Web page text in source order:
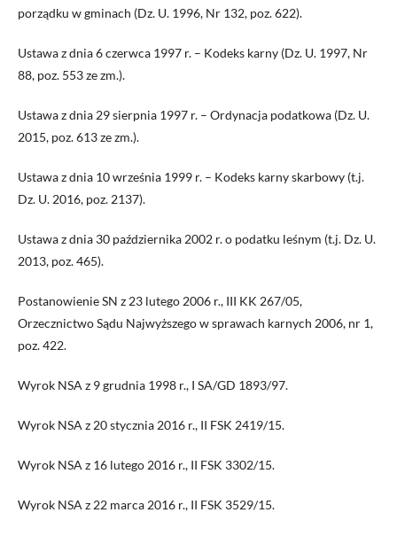
porządku w gminach (Dz. U. 1996, Nr 132, poz. 622).
Ustawa z dnia 6 czerwca 1997 r. – Kodeks karny (Dz. U. 1997, Nr
88, poz. 553 ze zm.).
Ustawa z dnia 29 sierpnia 1997 r. – Ordynacja podatkowa (Dz. U.
2015, poz. 613 ze zm.).
Ustawa z dnia 10 września 1999 r. – Kodeks karny skarbowy (t.j.
Dz. U. 2016, poz. 2137).
Ustawa z dnia 30 października 2002 r. o podatku leśnym (t.j. Dz. U.
2013, poz. 465).
Postanowienie SN z 23 lutego 2006 r., III KK 267/05,
Orzecznictwo Sądu Najwyższego w sprawach karnych 2006, nr 1,
poz. 422.
Wyrok NSA z 9 grudnia 1998 r., I SA/GD 1893/97.
Wyrok NSA z 20 stycznia 2016 r., II FSK 2419/15.
Wyrok NSA z 16 lutego 2016 r., II FSK 3302/15.
Wyrok NSA z 22 marca 2016 r., II FSK 3529/15.